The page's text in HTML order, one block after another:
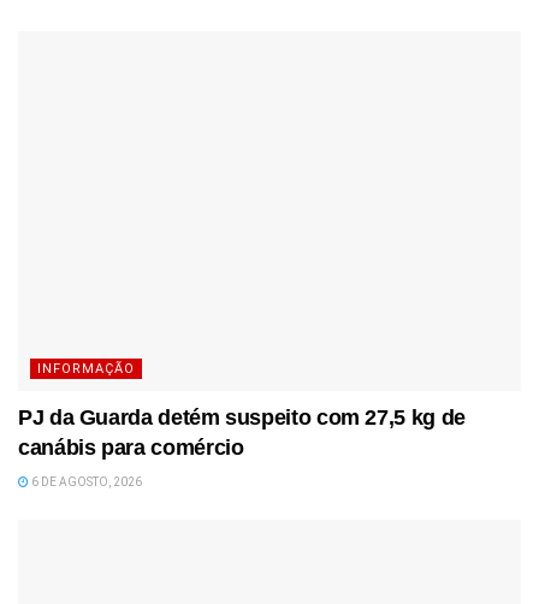
INFORMAÇÃO
PJ da Guarda detém suspeito com 27,5 kg de
canábis para comércio
6 DE AGOSTO, 2026